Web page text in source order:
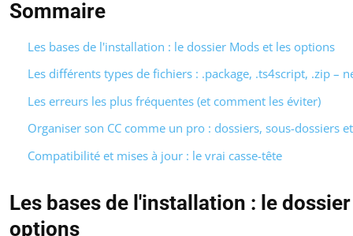
Sommaire
Les bases de l'installation : le dossier Mods et les options
Les différents types de fichiers : .package, .ts4script, .zip –
Les erreurs les plus fréquentes (et comment les éviter)
Organiser son CC comme un pro : dossiers, sous-dossiers
Compatibilité et mises à jour : le vrai casse-tête
Les bases de l'installation : le
options